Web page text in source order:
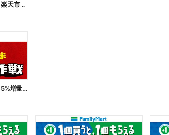
楽天ポイントカード提示で、楽天市場でのお買い物がおトクに!
【おトク】お値段そのまま!45%増量作戦!